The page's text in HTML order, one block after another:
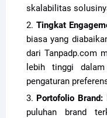
skalabilitas
Tingkat
biasa yang
dari Tanpadp.com
lebih tinggi
pengaturan
Portofolio Brand:
puluhan brand